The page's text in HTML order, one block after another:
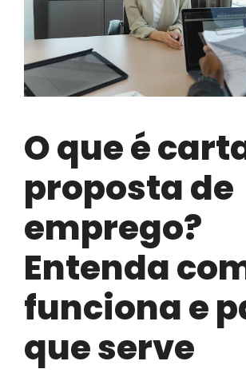
O que é
proposta de
emprego?
Entenda
funciona e
que serve